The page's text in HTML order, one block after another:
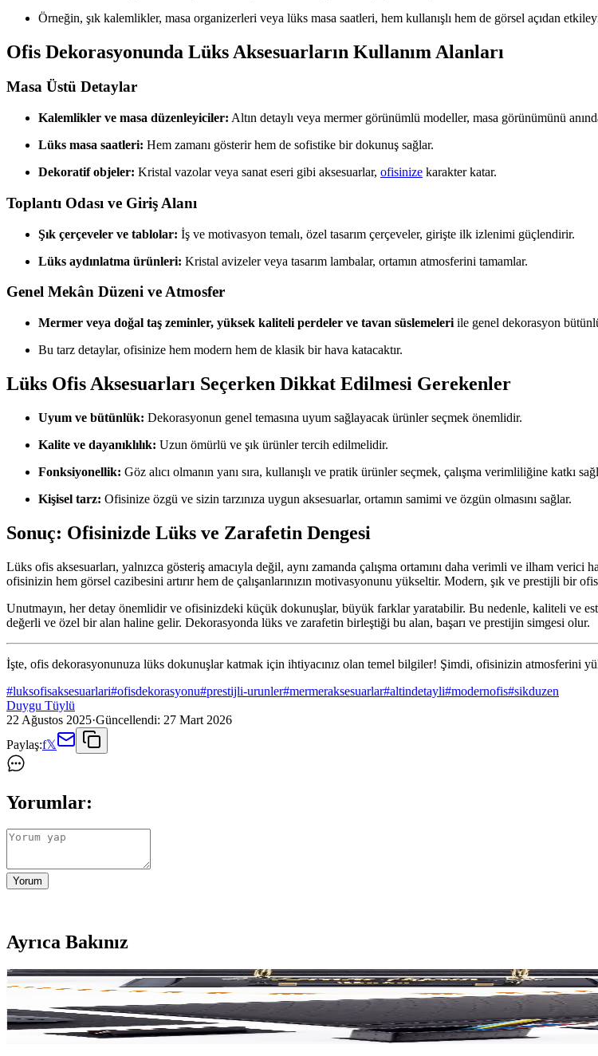
Örneğin, şık kalemlikler, masa organizerleri veya lüks masa saatleri, hem kullanışlı hem de görsel açıdan
Ofis Dekorasyonunda Lüks Aksesuarların Kullanım Alanları
Masa Üstü Detaylar
Kalemlikler ve masa düzenleyiciler: Altın detaylı veya mermer görünümlü modeller, masa görünümünü
Lüks masa saatleri: Hem zamanı gösterir hem de sofistike bir dokunuş sağlar.
Dekoratif objeler: Kristal vazolar veya sanat eseri gibi aksesuarlar, ofisinize karakter katar.
Toplantı Odası ve Giriş Alanı
Şık çerçeveler ve tablolar: İş ve motivasyon temalı, özel tasarım çerçeveler, girişte ilk izlenimi güçlendirir.
Lüks aydınlatma ürünleri: Kristal avizeler veya tasarım lambalar, ortamın atmosferini tamamlar.
Genel Mekân Düzeni ve Atmosfer
Mermer veya doğal taş zeminler, yüksek kaliteli perdeler ve tavan süslemeleri ile genel dekorasyon
Bu tarz detaylar, ofisinize hem modern hem de klasik bir hava katacaktır.
Lüks Ofis Aksesuarları Seçerken Dikkat Edilmesi Gerekenler
Uyum ve bütünlük: Dekorasyonun genel temasına uyum sağlayacak ürünler seçmek önemlidir.
Kalite ve dayanıklılık: Uzun ömürlü ve şık ürünler tercih edilmelidir.
Fonksiyonellik: Göz alıcı olmanın yanı sıra, kullanışlı ve pratik ürünler seçmek, çalışma verimliliğine katkı
Kişisel tarz: Ofisinize özgü ve sizin tarzınıza uygun aksesuarlar, ortamın samimi ve özgün olmasını sağlar.
Sonuç: Ofisinizde Lüks ve Zarafetin Dengesi
Lüks ofis aksesuarları, yalnızca gösteriş amacıyla değil, aynı zamanda çalışma ortamını daha verimli ve ilham
ofisinizin hem görsel cazibesini artırır hem de çalışanlarınızın motivasyonunu yükseltir. Modern, şık ve prestijli bir
Unutmayın, her detay önemlidir ve ofisinizdeki küçük dokunuşlar, büyük farklar yaratabilir. Bu nedenle, kaliteli ve
değerli ve özel bir alan haline gelir. Dekorasyonda lüks ve zarafetin birleştiği bu alan, başarı ve prestijin simgesi olur.
İşte, ofis dekorasyonunuza lüks dokunuşlar katmak için ihtiyacınız olan temel bilgiler! Şimdi, ofisinizin atmosferini
#luksofisaksesuarlari#ofisdekorasyonu#prestijli-urunler#mermeraksesuarlar#altindetayli#modernofis#sikduzen
Duygu Tüylü
22 Ağustos 2025·Güncellendi: 27 Mart 2026
Paylaş:f𝕏
Yorumlar:
Yorum
Ayrıca Bakınız
Lüks Ofis Aksesuarlarıyla Dekorasyonun Şıklığını Artırın ve Prestijli Mekânlar Yaratın
Lüks ofis aksesuarları, yüksek kaliteli malzemeler ve şık tasarımlarla ofisinizin görünümünü yükseltir, motivasyonu